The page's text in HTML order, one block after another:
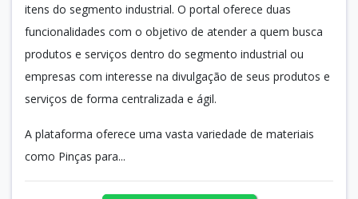
itens do segmento industrial. O portal oferece duas
funcionalidades com o objetivo de atender a quem busca
produtos e serviços dentro do segmento industrial ou
empresas com interesse na divulgação de seus produtos e
serviços de forma centralizada e ágil.
A plataforma oferece uma vasta variedade de materiais
como Pinças para...